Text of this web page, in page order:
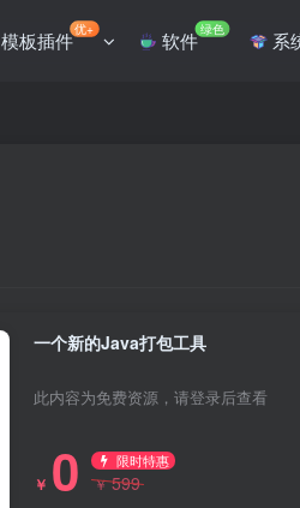
模板插件优+ 软件绿色 系
一个新的Java打包工具
此内容为免费资源，请登录后查看
￥ 0 限时特惠
￥599